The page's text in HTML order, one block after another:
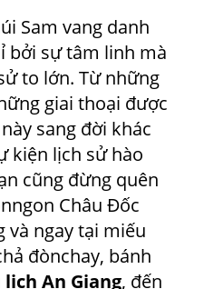
Sam vang danh
bởi sự tâm linh mà
to lớn. Từ những
giai thoại được
sang đời khác
kiện lịch sử hào
cũng đừng quên
Châu Đốc
và ngay tại miếu
đònchay, bánh
lịch An Giang, đến